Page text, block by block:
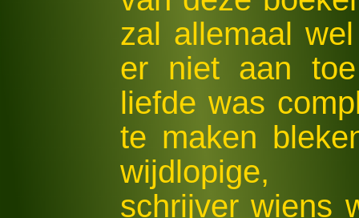
zal allemaal
er niet aan
liefde was
te maken
wijdlopige,
schrijver wiens